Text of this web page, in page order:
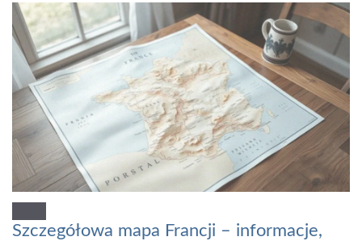
Szczegółowa mapa Francji – informacje,